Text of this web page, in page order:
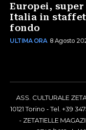
Europei,
Italia in
fondo
ULTIMA ORA 8 Agosto
ASS. CULTURALE
10121 Torino - Tel. +39
- ZETATIELLE